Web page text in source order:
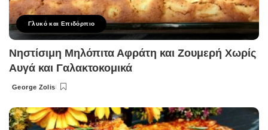
Γλυκό και Επιδόρπιο
Νηστίσιμη Μηλόπιτα Αφράτη και Ζουμερή Χωρίς
Αυγά και Γαλακτοκομικά
Posted
George Zolis